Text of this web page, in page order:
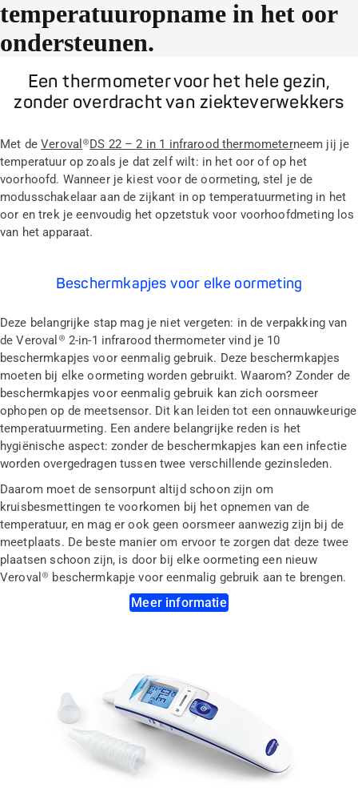
temperatuuropname in het oor
ondersteunen.
Een thermometer voor het hele gezin,
zonder overdracht van ziekteverwekkers
Met deVeroval ®DS 22 – 2 in 1 infrarood thermometerneem jij je
temperatuur op zoals je dat zelf wilt: in het oor of op het
voorhoofd. Wanneer je kiest voor de oormeting, stel je de
modusschakelaar aan de zijkant in op temperatuurmeting in het
oor en trek je eenvoudig het opzetstuk voor voorhoofdmeting los
van het apparaat.
Beschermkapjes voor elke oormeting
Deze belangrijke stap mag je niet vergeten: in de verpakking van
de Veroval® 2-in-1 infrarood thermometer vind je 10
beschermkapjes voor eenmalig gebruik. Deze beschermkapjes
moeten bij elke oormeting worden gebruikt. Waarom? Zonder de
beschermkapjes voor eenmalig gebruik kan zich oorsmeer
ophopen op de meetsensor. Dit kan leiden tot een onnauwkeurige
temperatuurmeting. Een andere belangrijke reden is het
hygiënische aspect: zonder de beschermkapjes kan een infectie
worden overgedragen tussen twee verschillende gezinsleden.
Daarom moet de sensorpunt altijd schoon zijn om
kruisbesmettingen te voorkomen bij het opnemen van de
temperatuur, en mag er ook geen oorsmeer aanwezig zijn bij de
meetplaats. De beste manier om ervoor te zorgen dat deze twee
plaatsen schoon zijn, is door bij elke oormeting een nieuw
Veroval® beschermkapje voor eenmalig gebruik aan te brengen.
Meer informatie